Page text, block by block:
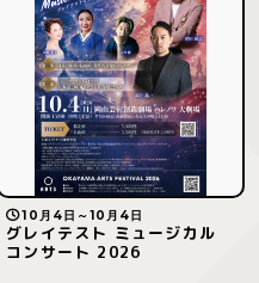
10月4日～10月4日
グレイテスト ミュージカル
コンサート 2026